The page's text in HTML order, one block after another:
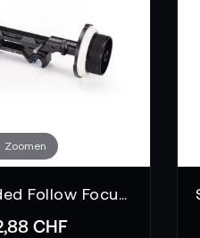
Zoomen
Tilta Dual-sided Follow Focus - FF-T04
CHF